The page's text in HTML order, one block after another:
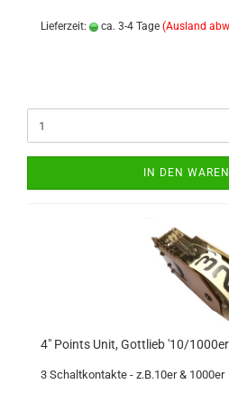
Lieferzeit: ca. 3-4 Tage (Ausland
IN DEN
4" Points Unit, Gottlieb '10/
3 Schaltkontakte - z.B.10er & 1000er